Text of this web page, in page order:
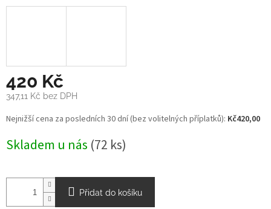
420 Kč
347,11 Kč bez DPH
Měrná
cena:
Nejnižší cena za posledních 30 dní (bez volitelných příplatků): Kč420,00
Skladem u nás (72 ks)
Přidat do košíku